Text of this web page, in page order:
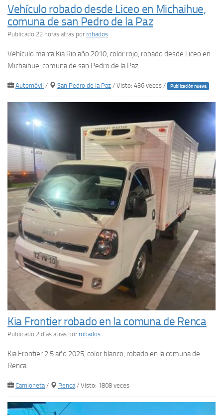
Vehículo robado desde Liceo en Michaihue,
comuna de san Pedro de la Paz
Publicado 22 horas atrás por robados
Vehículo marca Kia Rio año 2010, color rojo, robado desde Liceo en
Michaihue, comuna de san Pedro de la Paz
Automóvil / San Pedro de la Paz / Visto: 436 veces / Publicación nueva
Kia Frontier robado en la comuna de Renca
Publicado 2 días atrás por robados
Kia Frontier 2.5 año 2025, color blanco, robado en la comuna de
Renca
Camioneta/ Renca/ Visto: 1808 veces